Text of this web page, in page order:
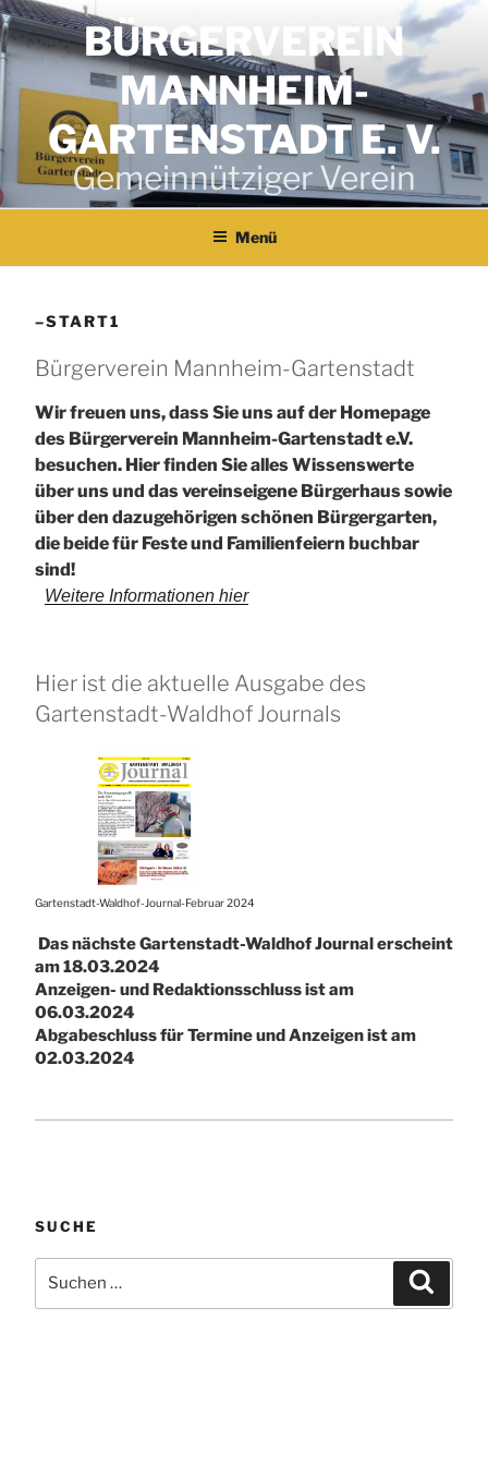
Zum
Inhalt
springen
BÜRGERVEREIN
MANNHEIM-
GARTENSTADT E. V.
Gemeinnütziger Verein
Menü
–START1
Bürgerverein Mannheim-Gartenstadt
Wir freuen uns, dass Sie uns auf der Homepage
des Bürgerverein Mannheim-Gartenstadt e.V.
besuchen. Hier finden Sie alles Wissenswerte
über uns und das vereinseigene Bürgerhaus sowie
über den dazugehörigen schönen Bürgergarten,
die beide für Feste und Familienfeiern buchbar
sind!
Weitere Informationen hier
Hier ist die aktuelle Ausgabe des
Gartenstadt-Waldhof Journals
Gartenstadt-Waldhof-Journal-Februar 2024
Das nächste Gartenstadt-Waldhof Journal erscheint
am18.03.2024
Anzeigen- und Redaktionsschluss ist am
06.03.2024
Abgabeschluss für Termine und Anzeigen ist am
02.03.2024
SUCHE
nach: